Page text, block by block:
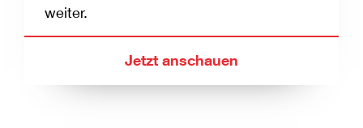
weiter.
Jetzt anschauen